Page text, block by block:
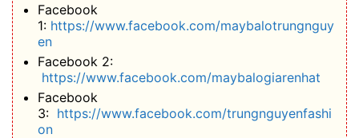
Facebook
1: https://www.facebook.com/maybalotrungnguy
en
Facebook 2:
https://www.facebook.com/maybalogiarenhat
Facebook
3: https://www.facebook.com/trungnguyenfashi
on